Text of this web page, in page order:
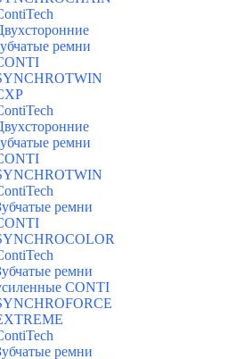
ремни
ремни
ремни
ремни
CONTI
ремни